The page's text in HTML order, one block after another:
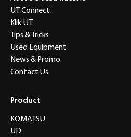
UT Connect
Klik UT
Tips & Tricks
Used Equipment
News & Promo
Contact Us
Product
KOMATSU
UD